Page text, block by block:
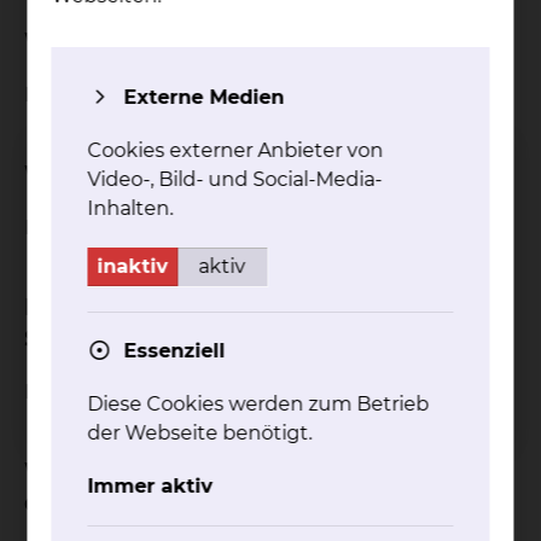
Wie ist der Status der Studie?
Rekrutierung begonnen
Welche Studienform wurde gewählt?
In welcher Phase befindet sich die
Studie?
Phase III Studie
Was sind die wichtigsten Merkmale
der Studie?
Externe Medien
Cookies externer Anbieter von
Video-, Bild- und Social-Media-
Inhalten.
inaktiv aktiv
Essenziell
Diese Cookies werden zum Betrieb
der Webseite benötigt.
Immer aktiv